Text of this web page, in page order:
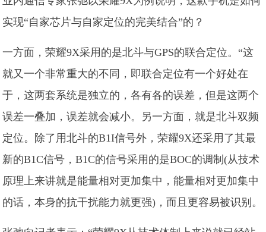
实现“自家芯片与自家定位的完美结合”的？
一方面，荣耀9X采用的是北斗与GPS的联合定位。“这
就又一个非常重大的不同，即联合定位有一个好处在
于，这两套系统是独立的，各有各的误差，但是这两个
误差一叠加，误差就会减小。另一方面，就是北斗双频
定位。除了用北斗的B1I信号外，荣耀9X还采用了其最
新的B1C信号，B1C的信号采用的是BOC的调制(从技术
原理上来讲就是能量相对更加集中，能量相对更加集中
的话，本身的抗干扰能力就更强)，而且更容易被识别。